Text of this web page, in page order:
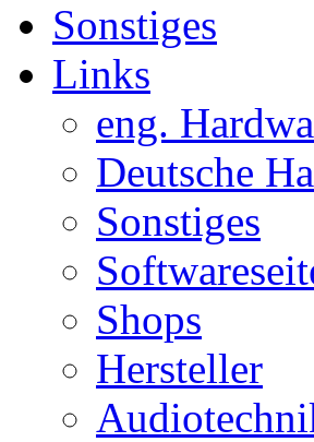
Sonstiges
Links
eng.
Deutsche
Sonstiges
Shops
Hersteller